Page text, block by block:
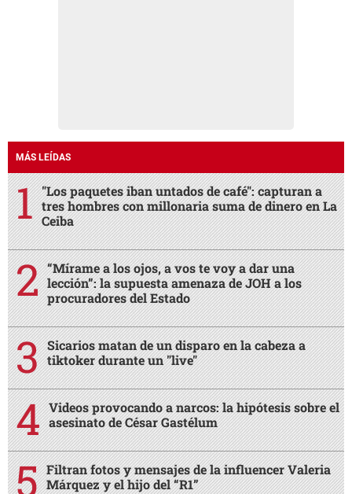
MÁS LEÍDAS
"Los paquetes iban untados de café": capturan a
tres hombres con millonaria suma de dinero en La
Ceiba
“Mírame a los ojos, a vos te voy a dar una
lección”: la supuesta amenaza de JOH a los
procuradores del Estado
Sicarios matan de un disparo en la cabeza a
tiktoker durante un "live"
Videos provocando a narcos: la hipótesis sobre el
asesinato de César Gastélum
Filtran fotos y mensajes de la influencer Valeria
Márquez y el hijo del “R1”